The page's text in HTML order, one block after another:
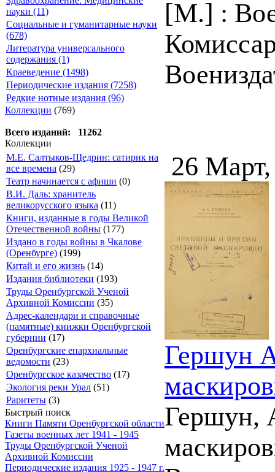
науки (11)
Социальные и гуманитарные науки
(678)
Литература универсального
содержания (1)
Краеведение (1498)
Периодические издания (7258)
Редкие нотные издания (96)
Коллекции (769)
Всего изданий: 11262
Коллекции
М.Е. Салтыков-Щедрин: сатирик на
все времена (29)
Театр начинается с афиши (0)
В.И. Даль: хранитель
великорусского языка (11)
Книги, изданные в годы Великой
Отечественной войны (177)
Издано в годы войны в Чкалове
(Оренбурге) (199)
Китай и его жизнь (14)
Издания библиотеки (193)
Труды Оренбургской Ученой
Архивной Комиссии (35)
Адрес-календари и справочные
(памятные) книжки Оренбургской
губернии (17)
Оренбургские епархиальные
ведомости (23)
Оренбургское казачество (17)
Экология реки Урал (51)
Раритеты (3)
Быстрый поиск
Книги Памяти Оренбургской области
Газеты военных лет 1941 - 1945
Труды Оренбургской Ученой
Архивной Комиссии
Периодические издания 1925 - 1947 г.
[М.] :
26
Гершун
Гершун,